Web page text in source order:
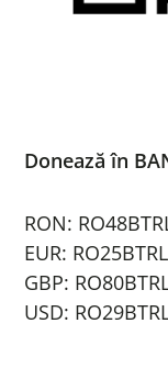
Donează în
RON:
EUR:
GBP:
USD: